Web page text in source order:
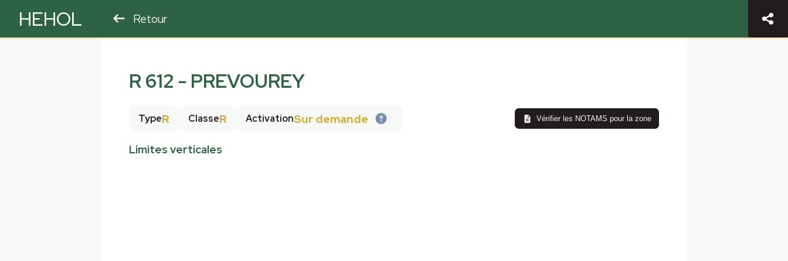
HEHOL Retour
R 612 - PREVOUREY
TypeR ClasseR ActivationSur demande Vérifier les NOTAMS pour la zone
Limites verticales